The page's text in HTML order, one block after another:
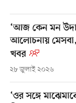
‘আজ কেন মন
আলোচনায়
খবর
২৮ জুলাই ২০২৬
‘ওর সঙ্গে